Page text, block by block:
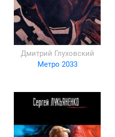
Дмитрий Глуховский
Метро 2033